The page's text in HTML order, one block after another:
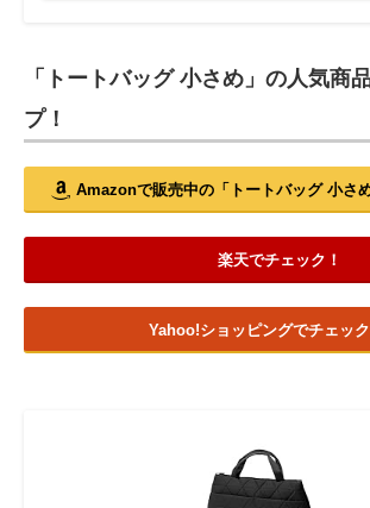
「トートバッグ 小さめ」の人気商
プ！
Amazonで販売中の「トートバッグ 小さ
楽天でチェック！
Yahoo!ショッピングでチェック